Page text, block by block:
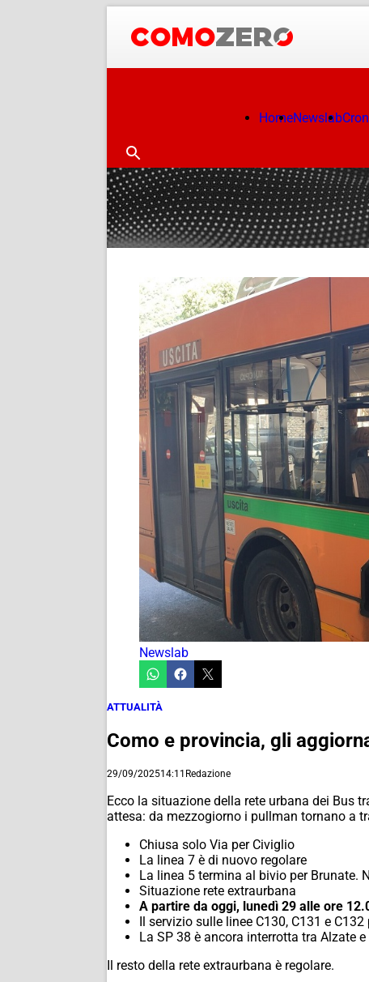
HomeNewslab
Newslab
ATTUALITÀ
Como e provincia, gli
29/09/202514:11 Redazione
Ecco la situazione della rete urbana dei Bus
attesa: da mezzogiorno i pullman tornano a
Chiusa solo Via per Civiglio
La linea 7 è di nuovo regolare
La linea 5 termina al bivio per Brunate.
Situazione rete extraurbana
A partire da oggi, lunedì 29 alle ore
Il servizio sulle linee C130, C131 e
La SP 38 è ancora interrotta tra Alzate e
Il resto della rete extraurbana è regolare.